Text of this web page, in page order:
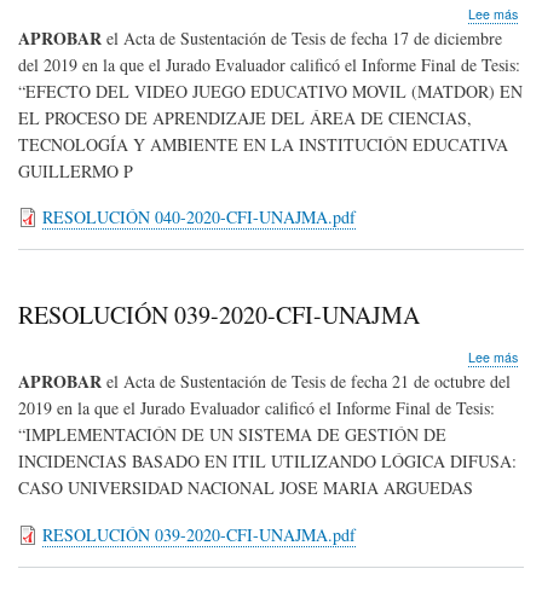
Lee más
APROBAR el Acta de Sustentación de Tesis de fecha 17 de diciembre
del 2019 en la que el Jurado Evaluador calificó el Informe Final de Tesis:
“EFECTO DEL VIDEO JUEGO EDUCATIVO MOVIL (MATDOR) EN
EL PROCESO DE APRENDIZAJE DEL ÁREA DE CIENCIAS,
TECNOLOGÍA Y AMBIENTE EN LA INSTITUCIÓN EDUCATIVA
GUILLERMO P
RESOLUCIÓN 040-2020-CFI-UNAJMA.pdf
RESOLUCIÓN 039-2020-CFI-UNAJMA
Lee más
APROBAR el Acta de Sustentación de Tesis de fecha 21 de octubre del
2019 en la que el Jurado Evaluador calificó el Informe Final de Tesis:
“IMPLEMENTACIÓN DE UN SISTEMA DE GESTIÓN DE
INCIDENCIAS BASADO EN ITIL UTILIZANDO LÓGICA DIFUSA:
CASO UNIVERSIDAD NACIONAL JOSE MARIA ARGUEDAS
RESOLUCIÓN 039-2020-CFI-UNAJMA.pdf